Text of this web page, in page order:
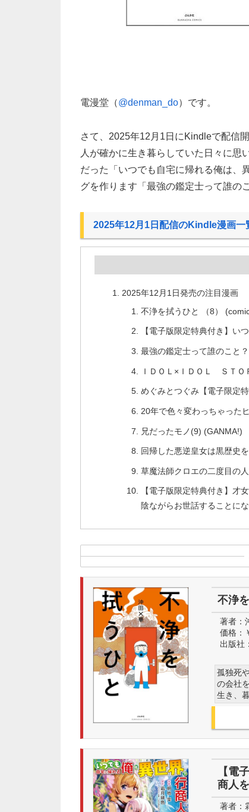
電漫堂（@denman_do）です。
さて、2025年12月1日にKindleで配信
人が確かに生き暮らしていた日々に思
だった「いつでも自宅に帰れる俺は、
グを作ります「最強の鑑定士って誰の
2025年12月1日配信のKindle漫画一
2025年12月1日発売の注目漫画
不浄を拭うひと （8）
【電子版限定特典付き】い
最強の鑑定士って誰のこと
ＩＤＯＬ×ＩＤＯＬ ＳＴ
めぐみとつぐみ【電子限定
20年で色々変わっちゃった
兄だったモノ(9) (GANMA!)
回帰した悪逆皇女は黒歴史
草魔法師クロエの二度目の
【電子版限定特典付き】才
陰ながらお世話することに
不浄
著者：
価格：
出版社：
孤独死
の会社
生き、
【電
商人
著者：